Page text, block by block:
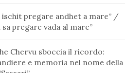
ischit pregare andhet a mare” /
sa pregare vada al mare”
Chervu sboccia il ricordo:
e memoria nel nome della